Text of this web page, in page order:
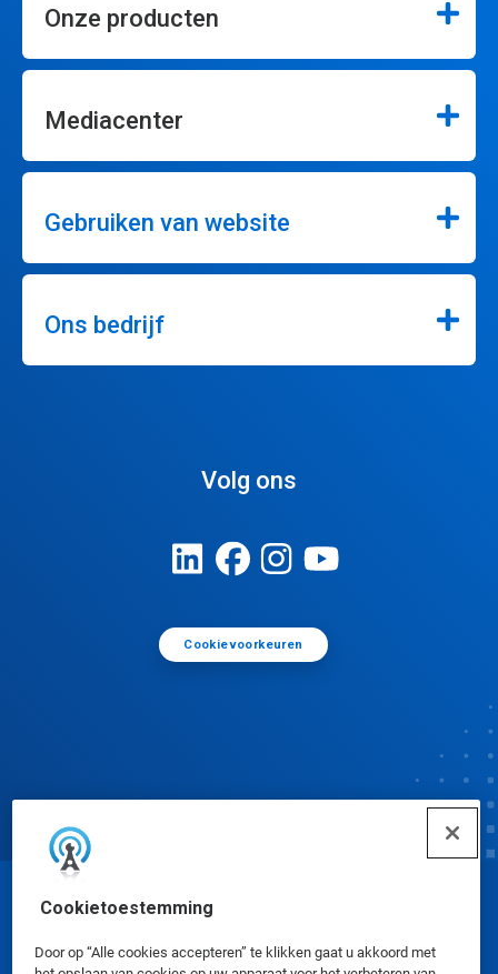
Cookietoestemming
Door op “Alle cookies accepteren” te klikken gaat u akkoord met
Onze producten
Mediacenter
Gebruiken van website
Ons bedrijf
Volg ons
Cookievoorkeuren
© Ecolab Inc. 2025